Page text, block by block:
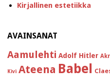
Kirjallinen estetiikka
AVAINSANAT
Aamulehti Adolf Hitler
Kivi Ateena Babel